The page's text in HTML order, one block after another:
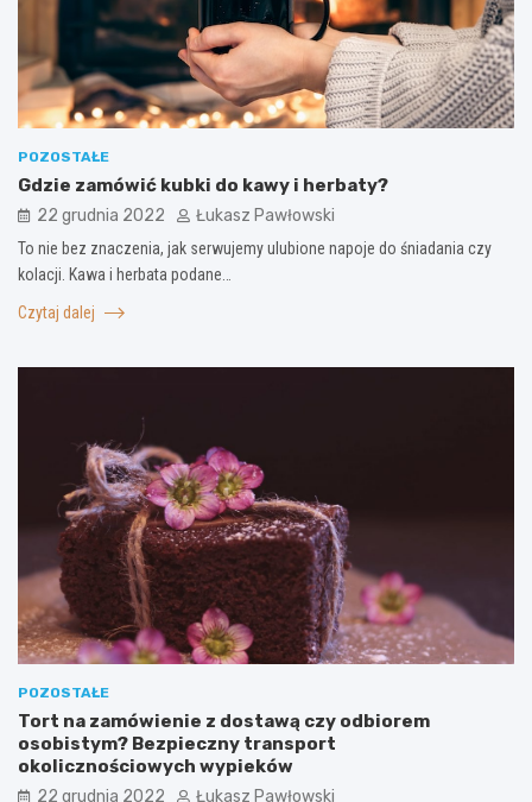
POZOSTAŁE
Gdzie zamówić kubki do kawy i herbaty?
22 grudnia 2022 Łukasz Pawłowski
To nie bez znaczenia, jak serwujemy ulubione napoje do śniadania czy
kolacji. Kawa i herbata podane…
Czytaj dalej
POZOSTAŁE
Tort na zamówienie z dostawą czy odbiorem
osobistym? Bezpieczny transport
okolicznościowych wypieków
22 grudnia 2022 Łukasz Pawłowski